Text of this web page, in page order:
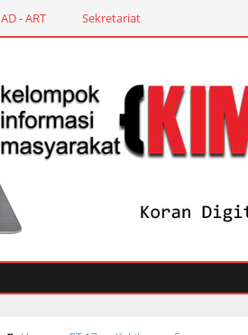
AD - ART Sekretariat